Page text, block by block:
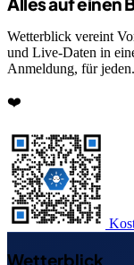
Wetterblick vereint
und Live-Daten in
Anmeldung, für jeden.
❤️
Wetterblick